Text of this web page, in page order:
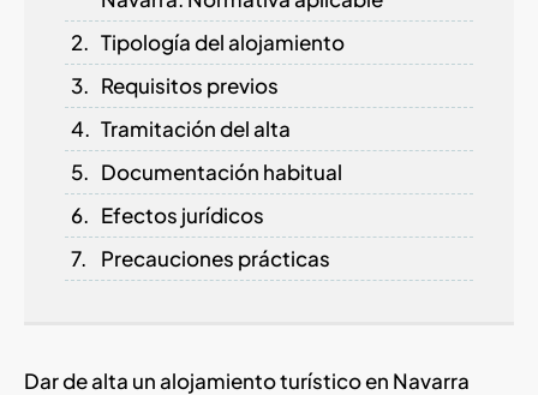
Tipología del alojamiento
Requisitos previos
Tramitación del alta
Documentación habitual
Efectos jurídicos
Precauciones prácticas
Dar de alta un alojamiento turístico en Navarra